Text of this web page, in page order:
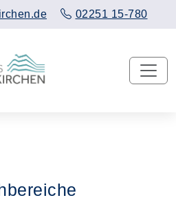
02251 15-780